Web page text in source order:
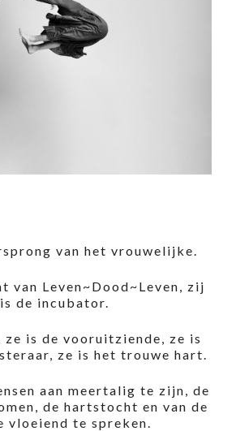
van het vrouwelijke.
van Leven~Dood~Leven, zij
is de incubator.
is de vooruitziende, ze is
ze is het trouwe hart.
aan meertalig te zijn, de
de hartstocht en van de
vloeiend te spreken.